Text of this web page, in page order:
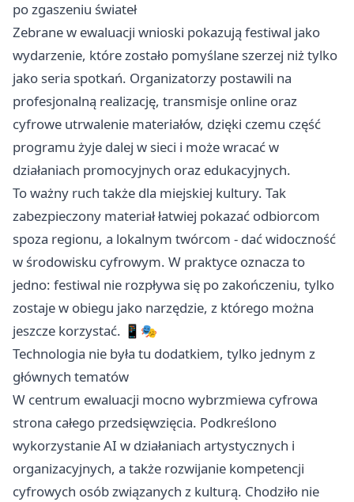
po zgaszeniu świateł
Zebrane w ewaluacji wnioski pokazują festiwal jako
wydarzenie, które zostało pomyślane szerzej niż tylko
jako seria spotkań. Organizatorzy postawili na
profesjonalną realizację, transmisje online oraz
cyfrowe utrwalenie materiałów, dzięki czemu część
programu żyje dalej w sieci i może wracać w
działaniach promocyjnych oraz edukacyjnych.
To ważny ruch także dla miejskiej kultury. Tak
zabezpieczony materiał łatwiej pokazać odbiorcom
spoza regionu, a lokalnym twórcom - dać widoczność
w środowisku cyfrowym. W praktyce oznacza to
jedno: festiwal nie rozpływa się po zakończeniu, tylko
zostaje w obiegu jako narzędzie, z którego można
jeszcze korzystać. 📱🎭
Technologia nie była tu dodatkiem, tylko jednym z
głównych tematów
W centrum ewaluacji mocno wybrzmiewa cyfrowa
strona całego przedsięwzięcia. Podkreślono
wykorzystanie AI w działaniach artystycznych i
organizacyjnych, a także rozwijanie kompetencji
cyfrowych osób związanych z kulturą. Chodziło nie